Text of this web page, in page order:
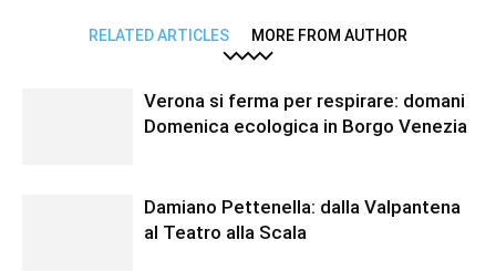
RELATED ARTICLES MORE FROM AUTHOR
Verona si ferma per respirare: domani
Domenica ecologica in Borgo Venezia
Damiano Pettenella: dalla Valpantena
al Teatro alla Scala